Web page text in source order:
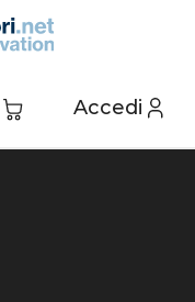
Accedi